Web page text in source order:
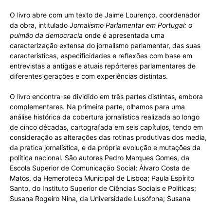
O livro abre com um texto de Jaime Lourenço, coordenador
da obra, intitulado Jornalismo Parlamentar em Portugal: o
pulmão da democracia onde é apresentada uma
caracterização extensa do jornalismo parlamentar, das suas
características, especificidades e reflexões com base em
entrevistas a antigas e atuais repórteres parlamentares de
diferentes gerações e com experiências distintas.
O livro encontra-se dividido em três partes distintas, embora
complementares. Na primeira parte, olhamos para uma
análise histórica da cobertura jornalística realizada ao longo
de cinco décadas, cartografada em seis capítulos, tendo em
consideração as alterações das rotinas produtivas dos media,
da prática jornalística, e da própria evolução e mutações da
política nacional. São autores Pedro Marques Gomes, da
Escola Superior de Comunicação Social; Álvaro Costa de
Matos, da Hemeroteca Municipal de Lisboa; Paula Espírito
Santo, do Instituto Superior de Ciências Sociais e Políticas;
Susana Rogeiro Nina, da Universidade Lusófona; Susana